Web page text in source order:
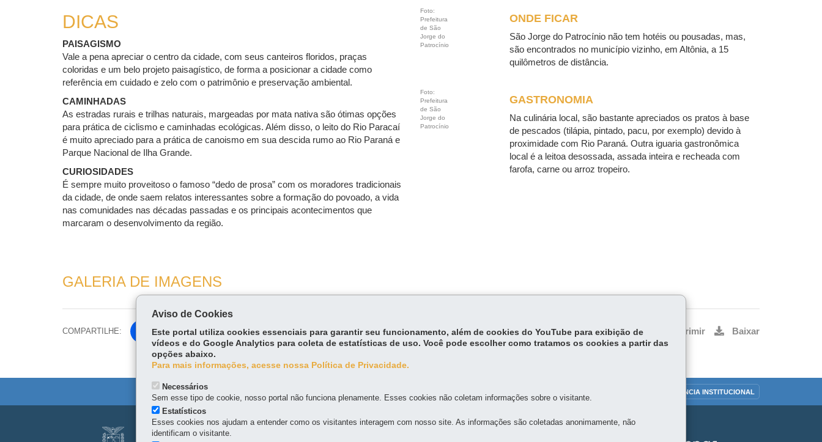
DICAS
PAISAGISMO
Vale a pena apreciar o centro da cidade, com seus canteiros floridos, praças
coloridas e um belo projeto paisagístico, de forma a posicionar a cidade como
referência em cuidado e zelo com o patrimônio e preservação ambiental.
CAMINHADAS
As estradas rurais e trilhas naturais, margeadas por mata nativa são ótimas opções
para prática de ciclismo e caminhadas ecológicas. Além disso, o leito do Rio Paracaí
é muito apreciado para a prática de canoismo em sua descida rumo ao Rio Paraná e
Parque Nacional de Ilha Grande.
CURIOSIDADES
É sempre muito proveitoso o famoso “dedo de prosa” com os moradores tradicionais
da cidade, de onde saem relatos interessantes sobre a formação do povoado, a vida
nas comunidades nas décadas passadas e os principais acontecimentos que
marcaram o desenvolvimento da região.
Foto:
Prefeitura
de São
Jorge do
Patrocínio
ONDE FICAR
São Jorge do Patrocínio não tem hotéis ou pousadas, mas,
são encontrados no município vizinho, em Altônia, a 15
quilômetros de distância.
Foto:
Prefeitura
de São
Jorge do
Patrocínio
GASTRONOMIA
Na culinária local, são bastante apreciados os pratos à base
de pescados (tilápia, pintado, pacu, por exemplo) devido à
proximidade com Rio Paraná. Outra iguaria gastronômica
local é a leitoa desossada, assada inteira e recheada com
farofa, carne ou arroz tropeiro.
GALERIA DE IMAGENS
COMPARTILHE:
Fa
ce
bo
Tw
itt
er
Voltar Início Imprimir Baixar
TRANSPARÊNCIA INSTITUCIONAL
Navegação
SERVIÇO SOCIAL AUTÔNOMO VIAJE PARANÁ
Aviso de Cookies
Este portal utiliza cookies essenciais para garantir seu funcionamento, além de cookies do YouTube para exibição de
vídeos e do Google Analytics para coleta de estatísticas de uso. Você pode escolher como tratamos os cookies a partir das
opções abaixo.
Para mais informações, acesse nossa Política de Privacidade.
Necessários
Sem esse tipo de cookie, nosso portal não funciona plenamente. Esses cookies não coletam informações sobre o visitante.
Estatísticos
Esses cookies nos ajudam a entender como os visitantes interagem com nosso site. As informações são coletadas anonimamente, não
identificam o visitante.